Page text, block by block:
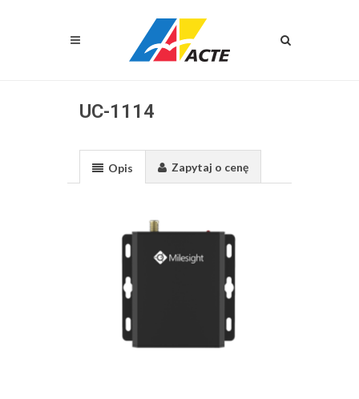
UC-1114
Opis Zapytaj o cenę